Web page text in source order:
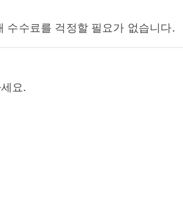
수수료를 걱정할 필요가 없습니다.
요.